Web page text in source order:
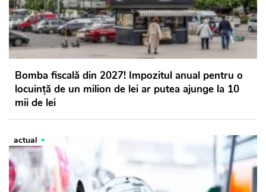
Bomba fiscală din 2027! Impozitul anual pentru o
locuință de un milion de lei ar putea ajunge la 10
mii de lei
actual